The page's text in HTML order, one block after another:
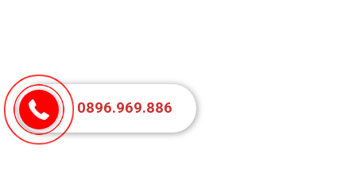
0896.969.886